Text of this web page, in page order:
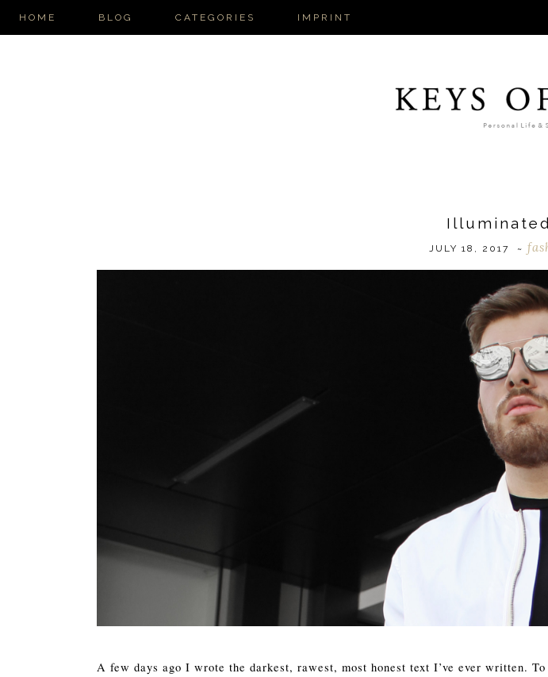
HOME BLOG CATEGORIES IMPRINT
JULY 18, 2017 ~
A few days ago I wrote the darkest, rawest, most honest text I’ve ever written.